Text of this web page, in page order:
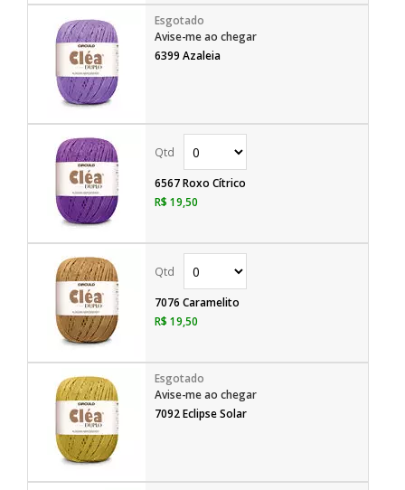
Avise-me ao chegar
6399 Azaleia
6567 Roxo Cítrico
R$ 19,50
7076 Caramelito
R$ 19,50
Avise-me ao chegar
7092 Eclipse Solar